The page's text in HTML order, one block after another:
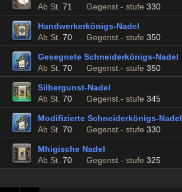
Ab St. 71 Gegenst.- stufe 330
Handwerkerkönigs-Nadel
Ab St. 70 Gegenst.- stufe 350
Gesegnete Schneiderkönigs-Nadel
Ab St. 70 Gegenst.- stufe 350
Silbergunst-Nadel
Ab St. 70 Gegenst.- stufe 345
Modifizierte Schneiderkönigs-Nadel
Ab St. 70 Gegenst.- stufe 330
Mhigische Nadel
Ab St. 70 Gegenst.- stufe 325